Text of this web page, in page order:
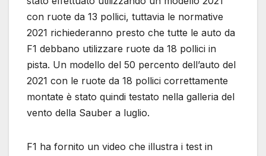
con ruote da 13 pollici, tuttavia le normative
2021 richiederanno presto che tutte le auto da
F1 debbano utilizzare ruote da 18 pollici in
pista. Un modello del 50 percento dell’auto del
2021 con le ruote da 18 pollici correttamente
montate è stato quindi testato nella galleria del
vento della Sauber a luglio.
F1 ha fornito un video che illustra i test in